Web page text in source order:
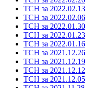
ТСН за 2022.02.13
ТСН за 2022.02.06
ТСН за 2022.01.30
ТСН за 2022.01.23
ТСН за 2022.01.16
ТСН за 2021.12.26
ТСН за 2021.12.19
ТСН за 2021.12.12
ТСН за 2021.12.05